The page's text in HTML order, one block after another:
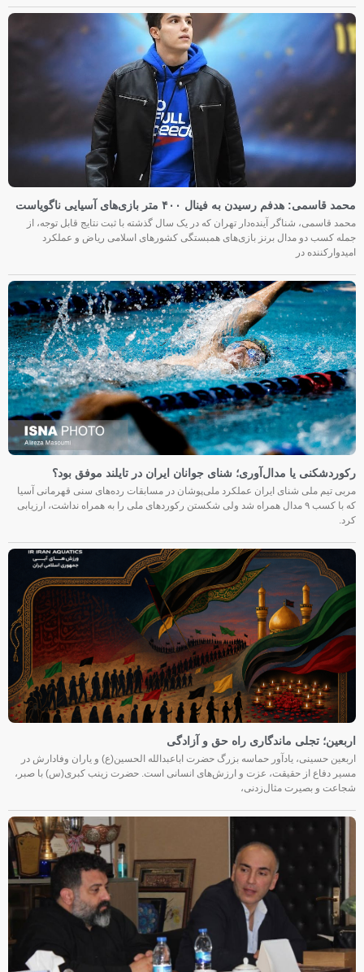
محمد قاسمی: هدفم رسیدن به فینال ۴۰۰ متر بازی‌های آسیایی ناگویاست
محمد قاسمی، شناگر آینده‌دار تهران که در یک سال گذشته با ثبت نتایج قابل توجه، از
جمله کسب دو مدال برنز بازی‌های همبستگی کشورهای اسلامی ریاض و عملکرد
امیدوارکننده در
رکوردشکنی یا مدال‌آوری؛ شنای جوانان ایران در تایلند موفق بود؟
مربی تیم ملی شنای ایران عملکرد ملی‌پوشان در مسابقات رده‌های سنی قهرمانی آسیا
که با کسب ۹ مدال همراه شد ولی شکستن رکوردهای ملی را به همراه نداشت، ارزیابی
کرد.
اربعین؛ تجلی ماندگاری راه حق و آزادگی
اربعین حسینی، یادآور حماسه بزرگ حضرت اباعبدالله الحسین(ع) و یاران وفادارش در
مسیر دفاع از حقیقت، عزت و ارزش‌های انسانی است. حضرت زینب کبری(س) با صبر،
شجاعت و بصیرت مثال‌زدنی،